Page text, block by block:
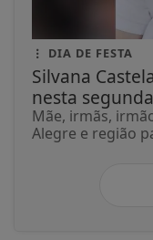
DIA DE FESTA
Silvana
nesta
Mãe, irmãs,
Alegre e região